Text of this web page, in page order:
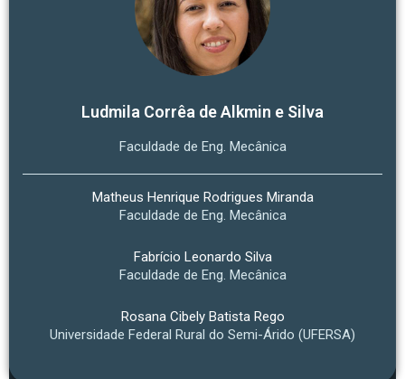
Ludmila Corrêa de Alkmin e Silva
Faculdade de Eng. Mecânica
Matheus Henrique Rodrigues Miranda
Faculdade de Eng. Mecânica
Fabrício Leonardo Silva
Faculdade de Eng. Mecânica
Rosana Cibely Batista Rego
Universidade Federal Rural do Semi-Árido (UFERSA)